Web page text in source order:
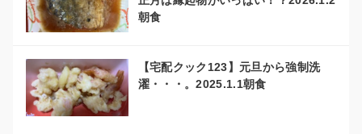
朝食
【宅配クック123】元旦から強制洗
濯・・・。2025.1.1朝食